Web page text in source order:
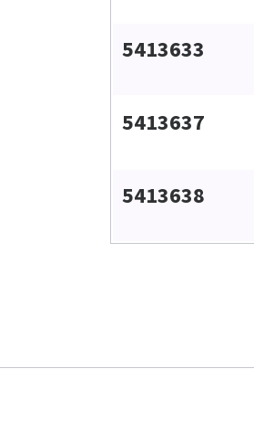
5413633
5413637
5413638